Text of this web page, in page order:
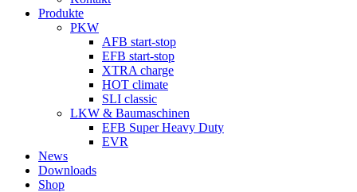
Produkte
PKW
AFB start-stop
EFB start-stop
XTRA charge
HOT climate
SLI classic
LKW & Baumaschinen
EFB Super Heavy Duty
EVR
News
Downloads
Shop